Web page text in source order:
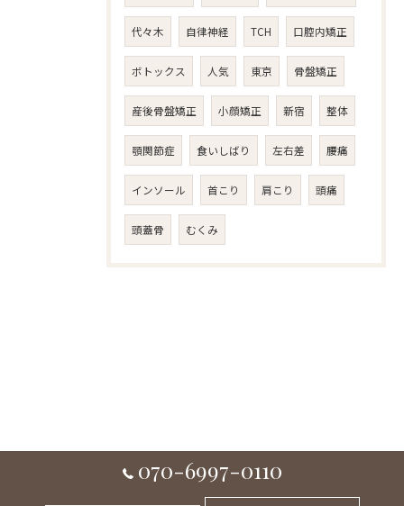
代々木 自律神経 TCH 口腔内矯正
ボトックス 人気 東京 骨盤矯正
産後骨盤矯正 小顔矯正 新宿 整体
顎関節症 食いしばり 左右差 腰痛
インソール 首こり 肩こり 頭痛
頭蓋骨 むくみ
070-6997-0110